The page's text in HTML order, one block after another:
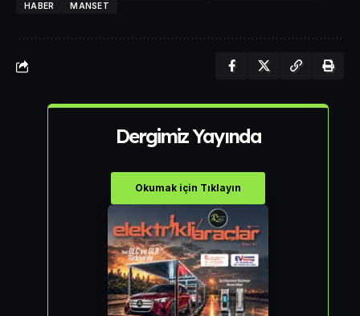
HABER
MANSET
Dergimiz Yayında
Okumak için Tıklayın